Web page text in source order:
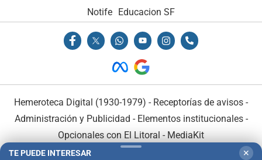
Notife
Educacion SF
Hemeroteca Digital (1930-1979) - Receptorías de avisos -
Administración y Publicidad - Elementos institucionales-
Opcionales con El Litoral - MediaKit
TE PUEDE INTERESAR ✕